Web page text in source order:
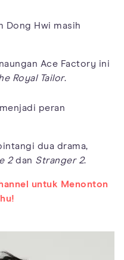
Dong Hwi masih
Ace Factory ini
Royal Tailor.
peran
dua drama,
2dan Stranger 2.
untuk Menonton